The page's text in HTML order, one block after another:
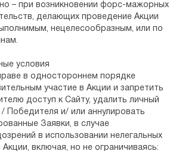
– при возникновении форс-мажорных
делающих проведение Акции
нецелесообразным, или по
условия
в одностороннем порядке
участие в Акции и запретить
доступ к Сайту, удалить личный
/ Победителя и/ или аннулировать
Заявки, в случае
в использовании нелегальных
включая, но не ограничиваясь: